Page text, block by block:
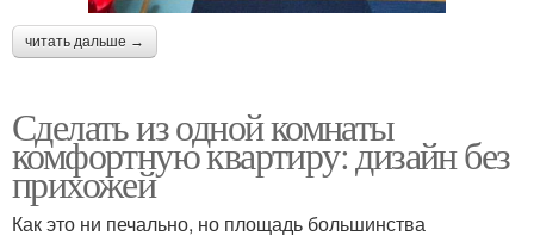
читать дальше →
Сделать из одной комнаты
комфортную квартиру: дизайн без
прихожей
Как это ни печально, но площадь большинства